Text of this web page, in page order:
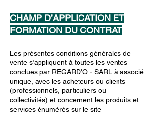
CHAMP D’APPLICATION ET
FORMATION DU CONTRAT
Les présentes conditions générales de
vente s’appliquent à toutes les ventes
conclues par REGARD'O - SARL à associé
unique, avec les acheteurs ou clients
(professionnels, particuliers ou
collectivités) et concernent les produits et
services énumérés sur le site